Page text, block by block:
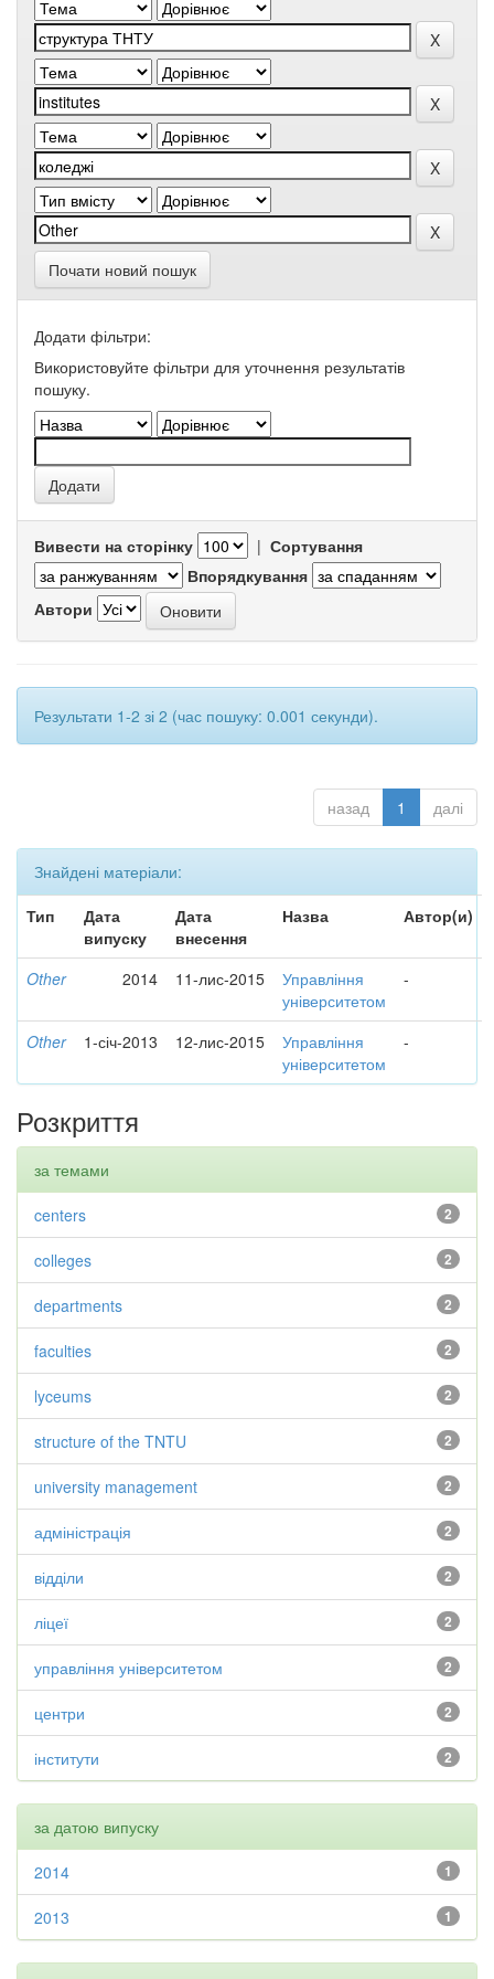
Почати новий пошук
Додати фільтри:
Використовуйте фільтри для уточнення результатів
пошуку.
Вивести на сторінку | Сортування
Впорядкування
Автори
Результати 1-2 зі 2 (час пошуку: 0.001 секунди).
назад 1 далі
Знайдені матеріали:
Тип
Дата
випуску
Дата
внесення
Назва Автор(и)
Other 2014 11-лис-2015
Управління
університетом
-
Other 1-січ-2013 12-лис-2015
Управління
університетом
-
Розкриття
за темами
2
centers
2
colleges
2
departments
2
faculties
2
lyceums
2
structure of the TNTU
2
university management
2
адміністрація
2
відділи
2
ліцеї
2
управління університетом
2
центри
2
інститути
за датою випуску
1
2014
1
2013